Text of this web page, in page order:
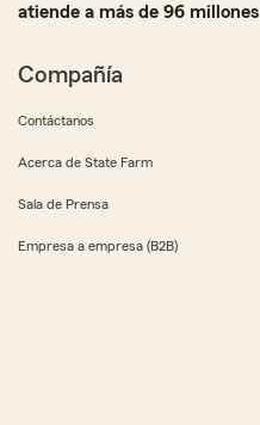
atiende a más de 96
Compañía
Contáctanos
Acerca de State Farm
Sala de Prensa
Empresa a empresa (B2B)